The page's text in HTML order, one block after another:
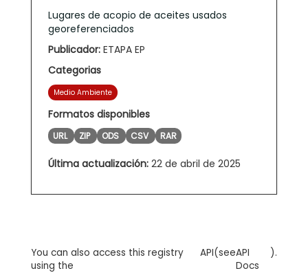
Lugares de acopio de aceites usados
georeferenciados
Publicador: ETAPA EP
Categorias
Medio Ambiente
Formatos disponibles
URL ZIP ODS CSV RAR
Última actualización: 22 de abril de 2025
You can also access this registry
using the
API(seeAPI
Docs
).